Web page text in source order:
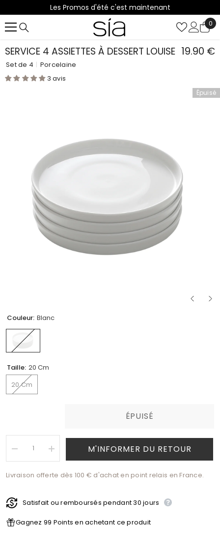
IGNORER ET PASSER AU CONTENU
Les Promos d'été c'est maintenant
0
0
SERVICE 4 ASSIETTES À DESSERT LOUISE
Set de 4 | Porcelaine
3 avis
19.90 €
Épuisé
Couleur: Blanc
Taille: 20 Cm
20 Cm
Réduire
la
de
assiettes
à
Louise
la
de
à
Louise
ÉPUISÉ
M'INFORMER DU RETOUR
Livraison offerte dès 100 € d'achat en point relais en France.
Satisfait ou remboursés pendant 30 jours
Gagnez 99 Points en achetant ce produit